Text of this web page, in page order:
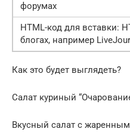
форумах
HTML-код для вставки:
блогах, например
Как это будет выглядеть?
Салат куриный
Вкусный салат с